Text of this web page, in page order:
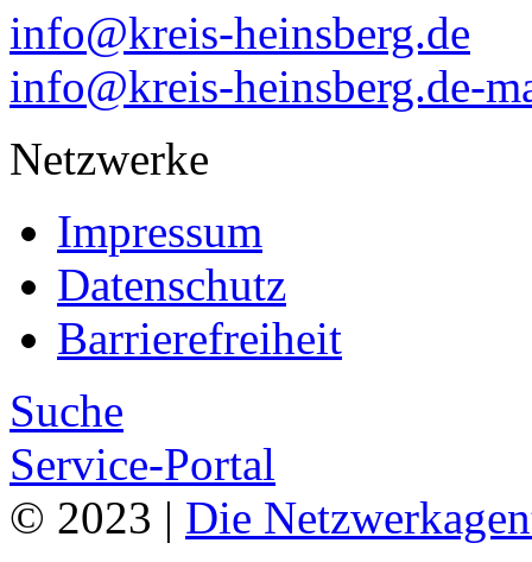
info@kreis-heinsberg.de
info@kreis-heinsberg.de-
Netzwerke
Impressum
Datenschutz
Barrierefreiheit
Suche
Service-Portal
© 2023 | Die